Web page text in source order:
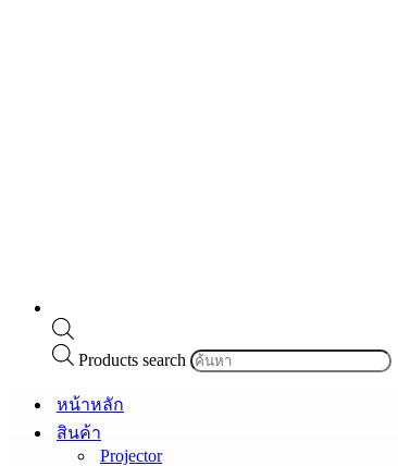
Products search
หน้าหลัก
สินค้า
Projector